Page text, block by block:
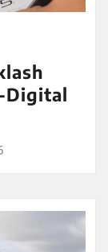
Digital